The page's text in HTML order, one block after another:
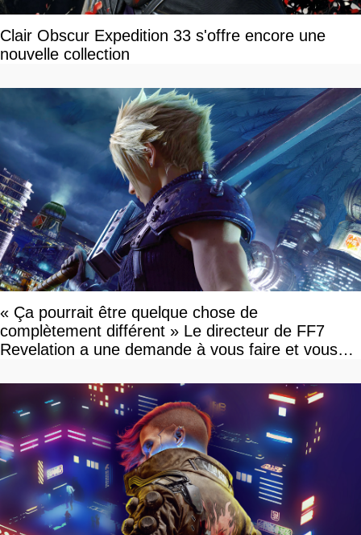
Clair Obscur Expedition 33 s'offre encore une
nouvelle collection
« Ça pourrait être quelque chose de
complètement différent » Le directeur de FF7
Revelation a une demande à vous faire et vous